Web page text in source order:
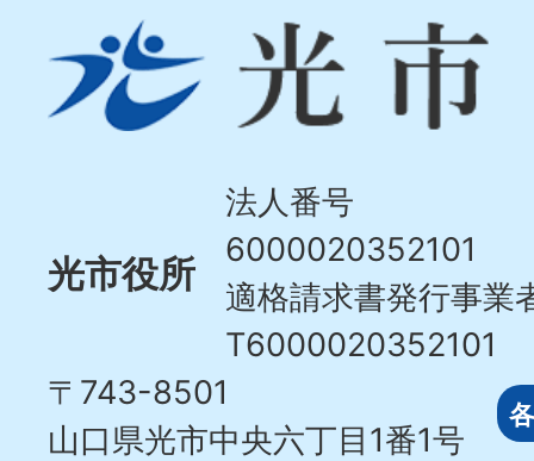
市
Hikari
光市役所
法人番号
6000020352101
適格請求書発行事業
T6000020352101
〒743-8501
山口県光市中央六丁目1番1号